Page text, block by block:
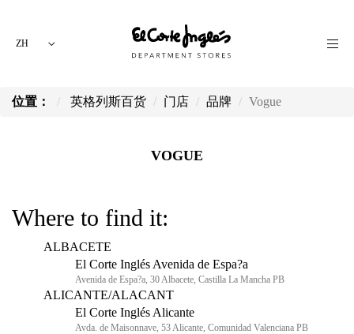
ZH
位置： 英格列斯百货 门店 品牌 Vogue
VOGUE
Where to find it:
ALBACETE
El Corte Inglés Avenida de Espa?a
Avenida de Espa?a, 30 Albacete, Castilla La Mancha PB
ALICANTE/ALACANT
El Corte Inglés Alicante
Avda. de Maisonnave, 53 Alicante, Comunidad Valenciana PB